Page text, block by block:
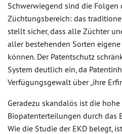
Schwerwiegend sind die
Züchtungsbereich: das
stellt sicher, dass alle Züchter
aller bestehenden Sorten
können. Der Patentschutz
System deutlich ein, da
Verfügungsgewalt über „ihre
Geradezu skandalös ist die
Biopatenterteilungen durch das
Wie die Studie der EKD belegt,